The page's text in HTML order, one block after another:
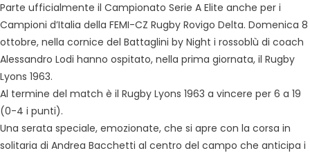
Parte ufficialmente il Campionato Serie A Elite anche per i
Campioni d’Italia della FEMI-CZ Rugby Rovigo Delta. Domenica 8
ottobre, nella cornice del Battaglini by Night i rossoblù di coach
Alessandro Lodi hanno ospitato, nella prima giornata, il Rugby
Lyons 1963.
Al termine del match è il Rugby Lyons 1963 a vincere per 6 a 19
(0-4 i punti).
Una serata speciale, emozionate, che si apre con la corsa in
solitaria di Andrea Bacchetti al centro del campo che anticipa i